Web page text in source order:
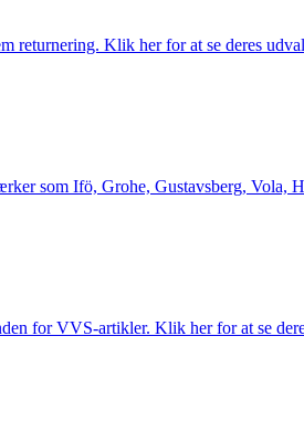
returnering. Klik her for at se deres
som Ifö, Grohe, Gustavsberg, Vola,
for VVS-artikler. Klik her for at se